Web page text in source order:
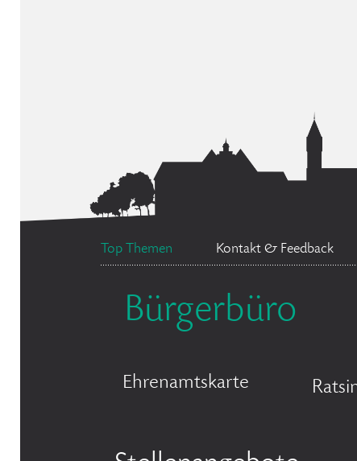
Top Themen Kontakt & Feedback
Bürgerbüro
Ehrenamtskarte